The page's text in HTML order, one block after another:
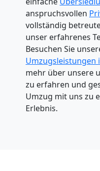
anspruchsvollen
vollständig
unser erfahrenes
Besuchen Sie
Umzugsleistungen
mehr über unsere
zu erfahren und
Umzug mit uns zu
Erlebnis.